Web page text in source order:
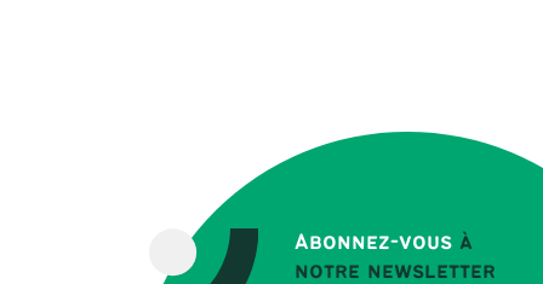
Abonnez-vous à
notre newsletter